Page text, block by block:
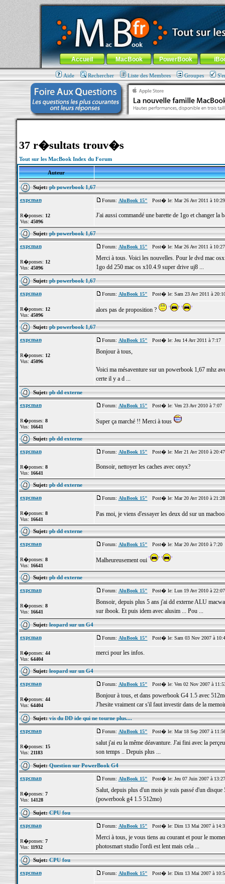
MacBook-fr.com : 100% Apple... 100% nomade !
Aller au contenu-Aller au menu général-Aller au menu de
Menu général
Accueil MacBook PowerBook
Aide Rechercher Liste des Membres Groupes
37 r�sultats trouv�s
Tout sur les MacBook Index du Forum
Auteur
Sujet:pb powerbook 1,67
expcman
R�ponses: 12
Vus: 45096
Forum: AluBook 15" Post� le: Mar 26 Avr 2011 à
J'ai aussi commandé une barette de 1go et changer
Sujet:pb powerbook 1,67
expcman
R�ponses: 12
Vus: 45096
Forum: AluBook 15" Post� le: Mar 26 Avr 2011 à
Merci à tous. Voici les nouvelles. Pour le dvd mac
1go dd 250 mac os x10.4.9 super drive uj8 ...
Sujet:pb powerbook 1,67
expcman
R�ponses: 12
Vus: 45096
Forum: AluBook 15" Post� le: Sam 23 Avr 2011 à
alors pas de proposition ?
Sujet:pb powerbook 1,67
expcman
R�ponses: 12
Vus: 45096
Forum: AluBook 15" Post� le: Jeu 14 Avr 2011 à
Bonjour à tous,
Voici ma mésaventure sur un powerbook 1,67 mhz
certe il y a d ...
Sujet:pb dd externe
expcman
R�ponses: 8
Vus: 16641
Forum: AluBook 15" Post� le: Ven 23 Avr 2010 à
Super ça marché !! Merci à tous
Sujet:pb dd externe
expcman
R�ponses: 8
Vus: 16641
Forum: AluBook 15" Post� le: Mer 21 Avr 2010 à
Bonsoir, nettoyer les caches avec onyx?
Sujet:pb dd externe
expcman
R�ponses: 8
Vus: 16641
Forum: AluBook 15" Post� le: Mar 20 Avr 2010 à
Pas moi, je viens d'essayer les deux dd sur un
Sujet:pb dd externe
expcman
R�ponses: 8
Vus: 16641
Forum: AluBook 15" Post� le: Mar 20 Avr 2010 à
Malheureusement oui
Sujet:pb dd externe
expcman
R�ponses: 8
Vus: 16641
Forum: AluBook 15" Post� le: Lun 19 Avr 2010 à
Bonsoir, depuis plus 5 ans j'ai dd externe ALU
sur ibook. Et puis idem avec alusim ... Pou ...
Sujet:leopard sur un G4
expcman
R�ponses: 44
Vus: 64404
Forum: AluBook 15" Post� le: Sam 03 Nov 2007 à
merci pour les infos.
Sujet:leopard sur un G4
expcman
R�ponses: 44
Vus: 64404
Forum: AluBook 15" Post� le: Ven 02 Nov 2007 à
Bonjour à tous, et dans powerbook G4 1.5 avec
J'hesite vraiment car s'il faut investir dans de la
Sujet:vis du DD ide qui ne tourne plus....
expcman
R�ponses: 15
Vus: 21183
Forum: AluBook 15" Post� le: Mar 18 Sep 2007 à
salut j'ai eu la même déavanture. J'ai fini avec la
son temps .. Depuis plus ...
Sujet:Question sur PowerBook G4
expcman
R�ponses: 7
Vus: 14128
Forum: AluBook 15" Post� le: Jeu 07 Juin 2007 à
Salut, depuis plus d'un mois je suis passé d'un
(powerbook g4 1.5 512mo)
Sujet:CPU fou
expcman
R�ponses: 7
Vus: 11932
Forum: AluBook 15" Post� le: Dim 13 Mai 2007 à
Merci à tous, je vous tiens au courant et pour le
photosmart studio l'ordi est lent mais cela ...
Sujet:CPU fou
expcman Forum: AluBook 15" Post� le: Dim 13 Mai 2007 à